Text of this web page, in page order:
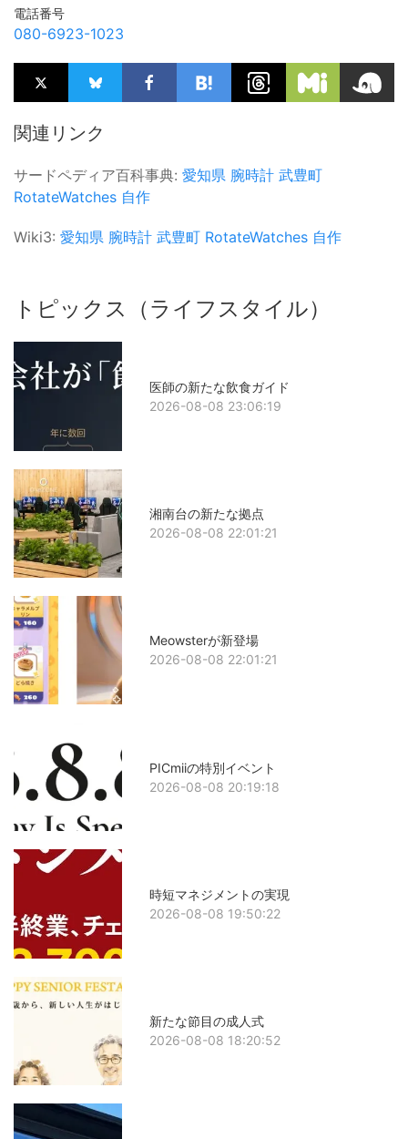
電話番号
080-6923-1023
関連リンク
サードペディア百科事典: 愛知県 腕時計 武豊町
RotateWatches 自作
Wiki3: 愛知県 腕時計 武豊町 RotateWatches 自作
トピックス（ライフスタイル）
医師の新たな飲食ガイド
2026-08-08 23:06:19
湘南台の新たな拠点
2026-08-08 22:01:21
Meowsterが新登場
2026-08-08 22:01:21
PICmiiの特別イベント
2026-08-08 20:19:18
時短マネジメントの実現
2026-08-08 19:50:22
新たな節目の成人式
2026-08-08 18:20:52